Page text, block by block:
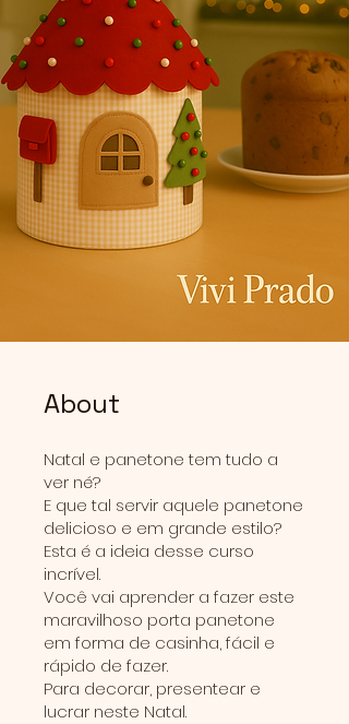
About
Natal e panetone tem tudo a
ver né?
E que tal servir aquele panetone
delicioso e em grande estilo?
Esta é a ideia desse curso
incrível.
Você vai aprender a fazer este
maravilhoso porta panetone
em forma de casinha, fácil e
rápido de fazer.
Para decorar, presentear e
lucrar neste Natal.